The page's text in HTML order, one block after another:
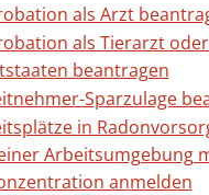
als Arzt
als Tierarzt
beantragen
Sparzulage
in
Arbeitsumgebung
anmelden